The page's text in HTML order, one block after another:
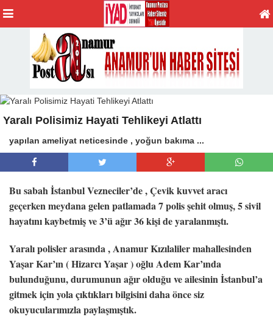
Yaralı Polisimiz Hayati Tehlikeyi Atlattı
yapılan ameliyat neticesinde , yoğun bakıma ...
Bu sabah İstanbul Vezneciler’de , Çevik kuvvet aracı
geçerken meydana gelen patlamada 7 polis şehit olmuş, 5 sivil
hayatını kaybetmiş ve 3’ü ağır 36 kişi de yaralanmıştı.
Yaralı polisler arasında , Anamur Kızılaliler mahallesinden
Yaşar Kar’ın ( Hizarcı Yaşar ) oğlu Adem Kar’ında
bulunduğunu, durumunun ağır olduğu ve ailesinin İstanbul’a
gitmek için yola çıktıkları bilgisini daha önce siz
okuyucularımızla paylaşmıştık.